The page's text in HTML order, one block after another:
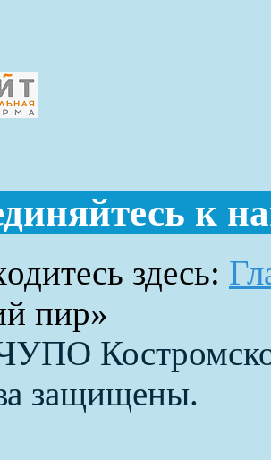
к
здесь:
пир»
защищены.